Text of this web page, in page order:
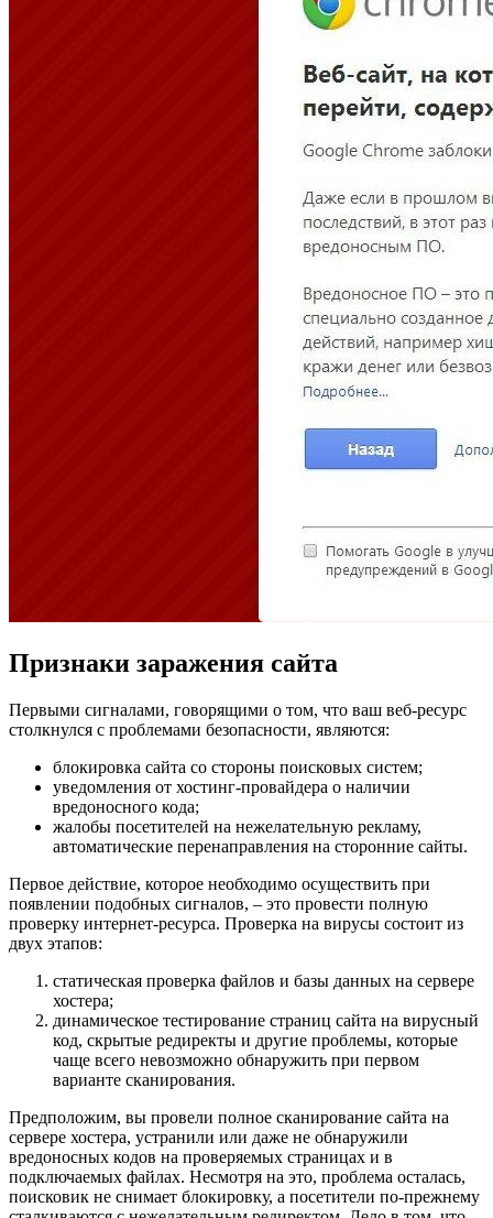
Признаки заражения сайта
Первыми сигналами, говорящими о том, что ваш веб-ресурс
столкнулся с проблемами безопасности, являются:
блокировка сайта со стороны поисковых систем;
уведомления от хостинг-провайдера о наличии
вредоносного кода;
жалобы посетителей на нежелательную рекламу,
автоматические перенаправления на сторонние сайты.
Первое действие, которое необходимо осуществить при
появлении подобных сигналов, – это провести полную
проверку интернет-ресурса. Проверка на вирусы состоит из
двух этапов:
статическая проверка файлов и базы данных на сервере
хостера;
динамическое тестирование страниц сайта на вирусный
код, скрытые редиректы и другие проблемы, которые
чаще всего невозможно обнаружить при первом
варианте сканирования.
Предположим, вы провели полное сканирование сайта на
сервере хостера, устранили или даже не обнаружили
вредоносных кодов на проверяемых страницах и в
подключаемых файлах. Несмотря на это, проблема осталась,
поисковик не снимает блокировку, а посетители по-прежнему